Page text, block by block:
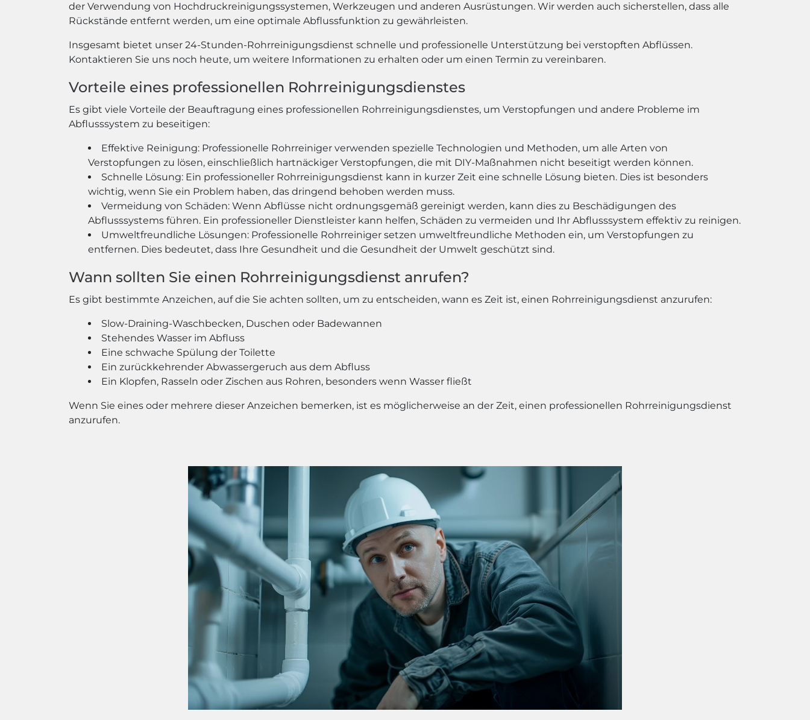
der Verwendung von Hochdruckreinigungssystemen, Werkzeugen und anderen Ausrüstungen. Wir werden auch sicherstellen, dass alle
Rückstände entfernt werden, um eine optimale Abflussfunktion zu gewährleisten.
Insgesamt bietet unser 24-Stunden-Rohrreinigungsdienst schnelle und professionelle Unterstützung bei verstopften Abflüssen.
Kontaktieren Sie uns noch heute, um weitere Informationen zu erhalten oder um einen Termin zu vereinbaren.
Vorteile eines professionellen Rohrreinigungsdienstes
Es gibt viele Vorteile der Beauftragung eines professionellen Rohrreinigungsdienstes, um Verstopfungen und andere Probleme im
Abflusssystem zu beseitigen:
Effektive Reinigung: Professionelle Rohrreiniger verwenden spezielle Technologien und Methoden, um alle Arten von
Verstopfungen zu lösen, einschließlich hartnäckiger Verstopfungen, die mit DIY-Maßnahmen nicht beseitigt werden können.
Schnelle Lösung: Ein professioneller Rohrreinigungsdienst kann in kurzer Zeit eine schnelle Lösung bieten. Dies ist besonders
wichtig, wenn Sie ein Problem haben, das dringend behoben werden muss.
Vermeidung von Schäden: Wenn Abflüsse nicht ordnungsgemäß gereinigt werden, kann dies zu Beschädigungen des
Abflusssystems führen. Ein professioneller Dienstleister kann helfen, Schäden zu vermeiden und Ihr Abflusssystem effektiv zu reinigen.
Umweltfreundliche Lösungen: Professionelle Rohrreiniger setzen umweltfreundliche Methoden ein, um Verstopfungen zu
entfernen. Dies bedeutet, dass Ihre Gesundheit und die Gesundheit der Umwelt geschützt sind.
Wann sollten Sie einen Rohrreinigungsdienst anrufen?
Es gibt bestimmte Anzeichen, auf die Sie achten sollten, um zu entscheiden, wann es Zeit ist, einen Rohrreinigungsdienst anzurufen:
Slow-Draining-Waschbecken, Duschen oder Badewannen
Stehendes Wasser im Abfluss
Eine schwache Spülung der Toilette
Ein zurückkehrender Abwassergeruch aus dem Abfluss
Ein Klopfen, Rasseln oder Zischen aus Rohren, besonders wenn Wasser fließt
Wenn Sie eines oder mehrere dieser Anzeichen bemerken, ist es möglicherweise an der Zeit, einen professionellen Rohrreinigungsdienst
anzurufen.